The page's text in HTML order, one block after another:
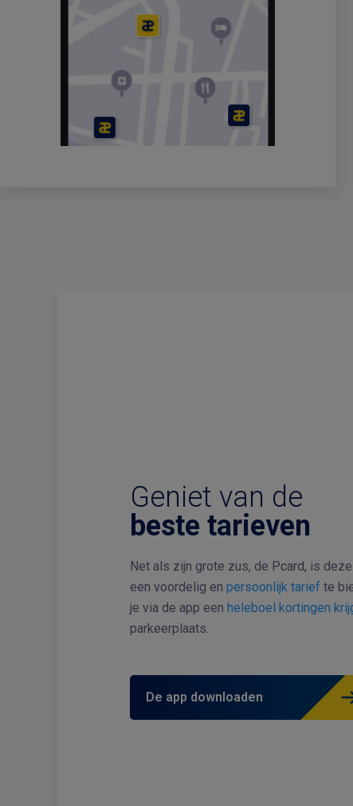
Geniet van de
beste tarieven
Net als zijn grote zus, de Pcard, is
een voordelig en persoonlijk tarief te
je via de app een heleboel kortingen
parkeerplaats.
De app downloaden